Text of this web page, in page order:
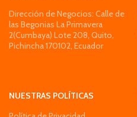
Dirección de Negocios: Calle de
las Begonias La Primavera
2(Cumbaya) Lote 208, Quito,
Pichincha 170102, Ecuador
NUESTRAS POLÍTICAS